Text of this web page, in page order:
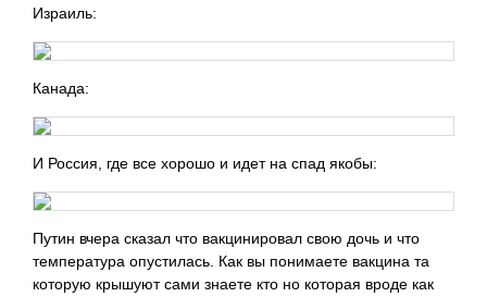
Израиль:
Канада:
И Россия, где все хорошо и идет на спад якобы:
Путин вчера сказал что вакцинировал свою дочь и что
температура опустилась. Как вы понимаете вакцина та
которую крышуют сами знаете кто но которая вроде как